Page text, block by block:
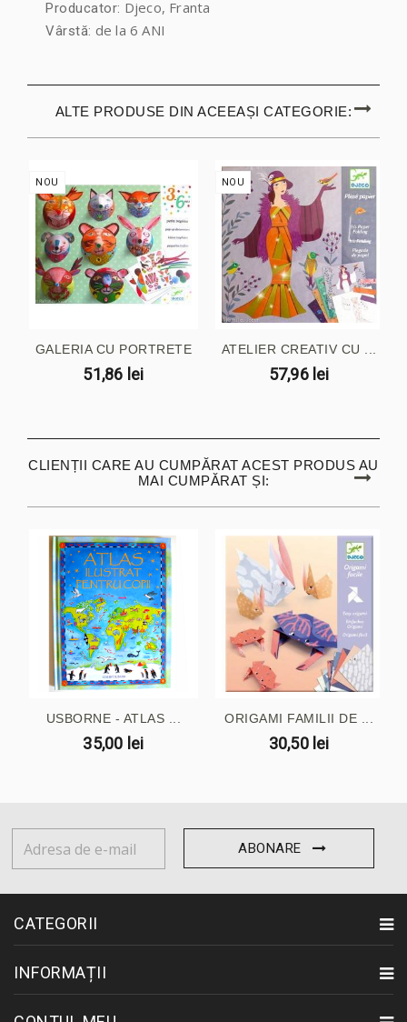
Producator: Djeco, Franta
Vârstă: de la 6 ANI
ALTE PRODUSE DIN ACEEAȘI CATEGORIE:
NOU
GALERIA CU PORTRETE
51,86 lei
NOU
ATELIER CREATIV CU ...
57,96 lei
CLIENȚII CARE AU CUMPĂRAT ACEST PRODUS AU
MAI CUMPĂRAT ȘI:
USBORNE - ATLAS ...
35,00 lei
ORIGAMI FAMILII DE ...
30,50 lei
ABONARE
CATEGORII
INFORMAȚII